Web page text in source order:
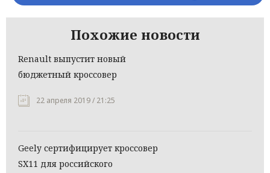
Похожие новости
Renault выпустит новый
бюджетный кроссовер
22 апреля 2019 / 21:25
Geely сертифицирует кроссовер
SX11 для российского